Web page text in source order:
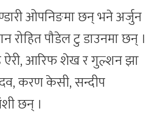
ओपनिङमा छन् भने अर्जुन
रोहित पौडेल टु डाउनमा छन् ।
ऐरी, आरिफ शेख र गुल्शन झा
करण केसी, सन्दीप
छन् ।